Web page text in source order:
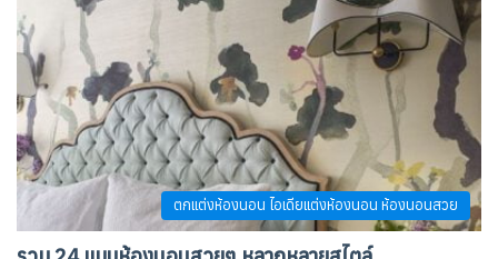
ตกแต่งห้องนอน ไอเดียแต่งห้องนอน ห้องนอนสวย